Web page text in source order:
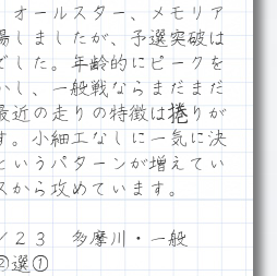
オールスター、メモリア
しましたが、予選突破は
した。年齢的にピークを
し、一般戦ならまだまだ
近の走りの特徴は捲りが
。小細工なしに一気に決
いうパターンが増えてい
から攻めています。
２３ 多摩川・一般
①